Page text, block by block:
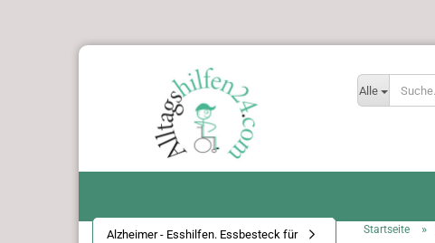
Alle
Startseite »
Alzheimer - Esshilfen. Essbesteck für